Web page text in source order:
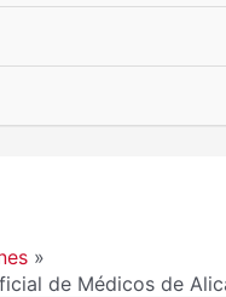
de Médicos de